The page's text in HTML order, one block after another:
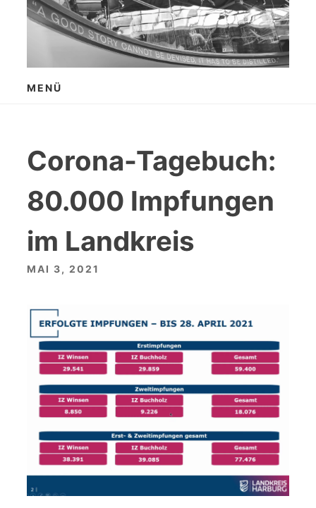
MENÜ
Corona-Tagebuch:
80.000 Impfungen
im Landkreis
MAI 3, 2021